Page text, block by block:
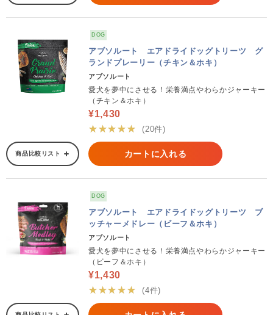
DOG
アブソルート エアドライドッグトリーツ グ
ランドプレーリー（チキン＆ホキ）
アブソルート
愛犬を夢中にさせる！栄養満点やわらかジャーキー
（チキン＆ホキ）
¥1,430
★★★★★
(20件)
商品比較リスト カートに入れる
DOG
アブソルート エアドライドッグトリーツ ブ
ッチャーメドレー（ビーフ＆ホキ）
アブソルート
愛犬を夢中にさせる！栄養満点やわらかジャーキー
（ビーフ＆ホキ）
¥1,430
★★★★★
(4件)